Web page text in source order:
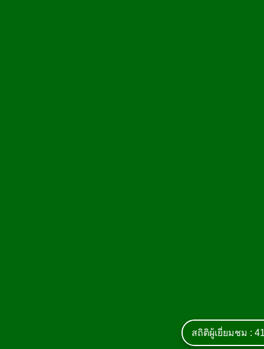
สถิติผู้เยี่ยมชม :